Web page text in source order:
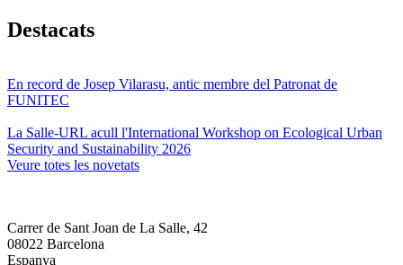
Destacats
En record de Josep Vilarasu, antic membre del Patronat de
FUNITEC
La Salle-URL acull l'International Workshop on Ecological Urban
Security and Sustainability 2026
Veure totes les novetats
Carrer de Sant Joan de La Salle, 42
08022 Barcelona
Espanya